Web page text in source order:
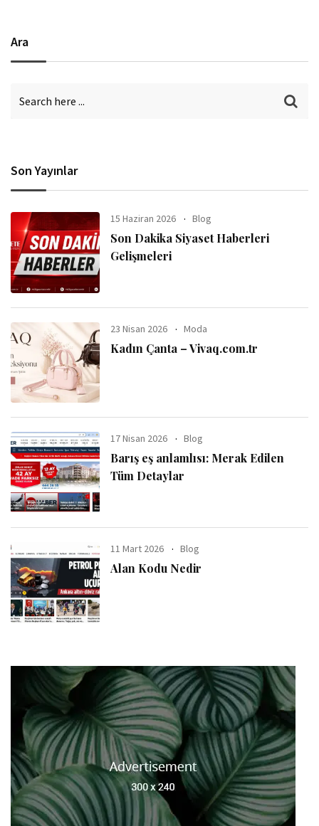
Ara
Son Yayınlar
15 Haziran 2026 Blog
Son Dakika Siyaset Haberleri
Gelişmeleri
23 Nisan 2026 Moda
Kadın Çanta – Vivaq.com.tr
17 Nisan 2026 Blog
Barış eş anlamlısı: Merak Edilen
Tüm Detaylar
11 Mart 2026 Blog
Alan Kodu Nedir